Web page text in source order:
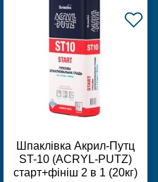
Шпаклівка Акрил-Путц
ST-10 (ACRYL-PUTZ)
старт+фініш 2 в 1 (20кг)